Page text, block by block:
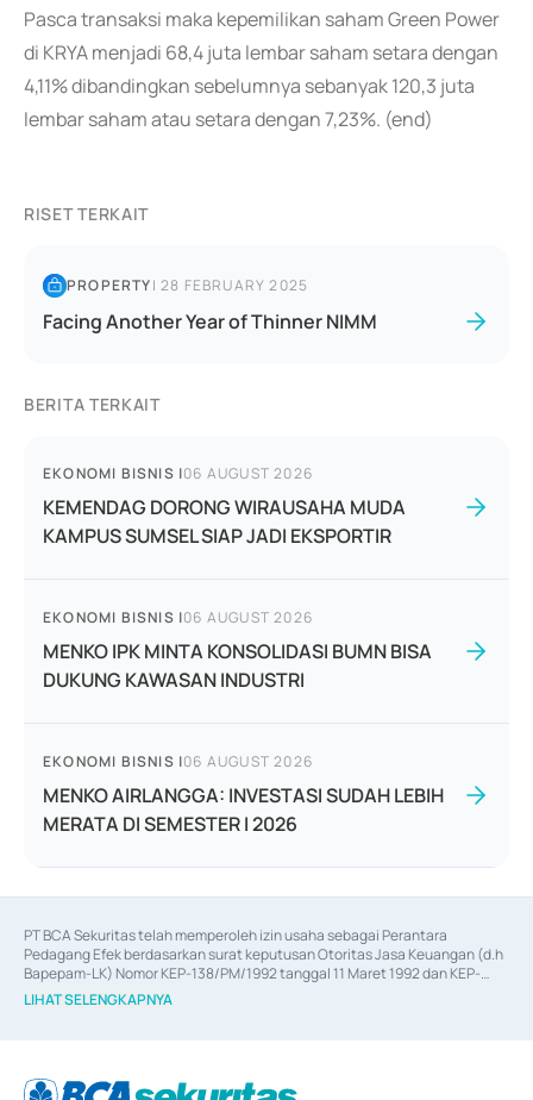
Pasca transaksi maka kepemilikan saham Green Power
di KRYA menjadi 68,4 juta lembar saham setara dengan
4,11% dibandingkan sebelumnya sebanyak 120,3 juta
lembar saham atau setara dengan 7,23%. (end)
RISET TERKAIT
PROPERTY|28 FEBRUARY 2025
Facing Another Year of Thinner NIMM
BERITA TERKAIT
EKONOMI BISNIS |06 AUGUST 2026
KEMENDAG DORONG WIRAUSAHA MUDA
KAMPUS SUMSEL SIAP JADI EKSPORTIR
EKONOMI BISNIS |06 AUGUST 2026
MENKO IPK MINTA KONSOLIDASI BUMN BISA
DUKUNG KAWASAN INDUSTRI
EKONOMI BISNIS |06 AUGUST 2026
MENKO AIRLANGGA: INVESTASI SUDAH LEBIH
MERATA DI SEMESTER I 2026
PT BCA Sekuritas telah memperoleh izin usaha sebagai Perantara
Pedagang Efek berdasarkan surat keputusan Otoritas Jasa Keuangan (d.h
Bapepam-LK) Nomor KEP-138/PM/1992 tanggal 11 Maret 1992 dan KEP-
06/D.04/2014 tanggal 28 Februari 2014, izin usaha sebagai Penjamin Emisi
Efek berdasarkan surat keputusan Otoritas Jasa Keuangan Nomor KEP-
berdasarkan surat keputusan Otoritas Jasa Keuangan Nomor S-
LIHAT SELENGKAPNYA